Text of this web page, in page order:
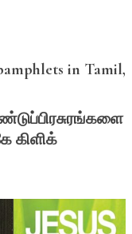
in Tamil,
கிளிக்